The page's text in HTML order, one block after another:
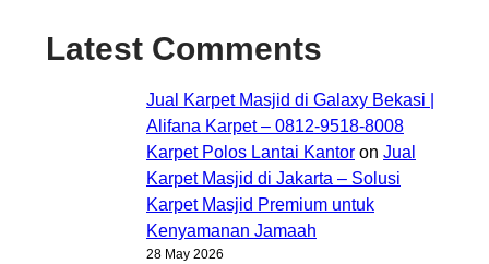
Latest Comments
Jual Karpet Masjid di Galaxy Bekasi |
Alifana Karpet – 0812-9518-8008
Karpet Polos Lantai Kantor on Jual
Karpet Masjid di Jakarta – Solusi
Karpet Masjid Premium untuk
Kenyamanan Jamaah
28 May 2026